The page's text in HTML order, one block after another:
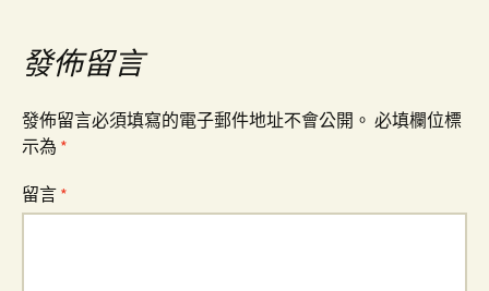
覽發佈留言
發佈留言必須填寫的電子郵件地址不會公開。 必填欄位標
示為 *
留言 *